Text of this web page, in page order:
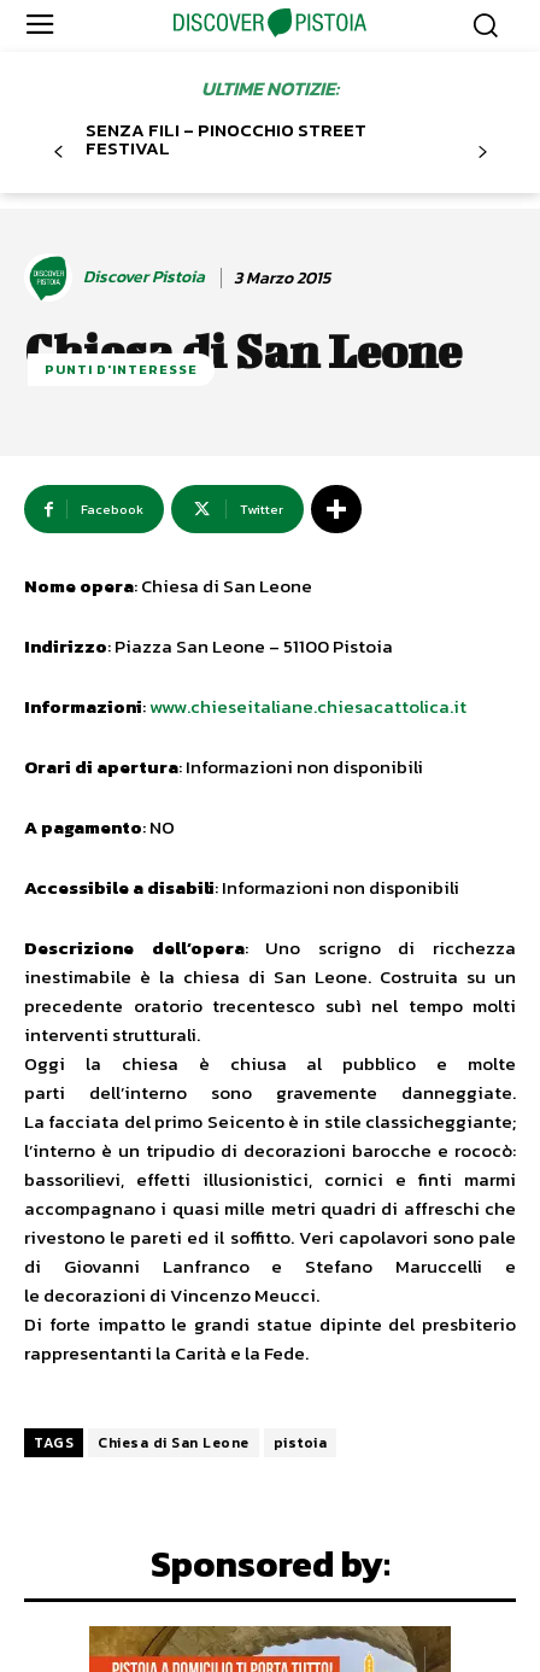
ULTIME NOTIZIE:
SENZA FILI – PINOCCHIO STREET
FESTIVAL
Discover Pistoia 3 Marzo 2015
Chiesa di San Leone
PUNTI D'INTERESSE
Facebook Twitter
Nome opera: Chiesa di San Leone
Indirizzo: Piazza San Leone – 51100 Pistoia
Informazioni:www.chieseitaliane.chiesacattolica.it
Orari di apertura: Informazioni non disponibili
A pagamento: NO
Accessibile a disabili: Informazioni non disponibili
Descrizione dell’opera: Uno scrigno di ricchezza
inestimabile è la chiesa di San Leone. Costruita su un
precedente oratorio trecentesco subì nel tempo molti
interventi strutturali.
Oggi la chiesa è chiusa al pubblico e molte
parti dell’interno sono gravemente danneggiate.
La facciata del primo Seicento è in stile classicheggiante;
l’interno è un tripudio di decorazioni barocche e rococò:
bassorilievi, effetti illusionistici, cornici e finti marmi
accompagnano i quasi mille metri quadri di affreschi che
rivestono le pareti ed il soffitto. Veri capolavori sono pale
di Giovanni Lanfranco e Stefano Maruccelli e
le decorazioni di Vincenzo Meucci.
Di forte impatto le grandi statue dipinte del presbiterio
rappresentanti la Carità e la Fede.
TAGS Chiesa di San Leone pistoia
Sponsored by: